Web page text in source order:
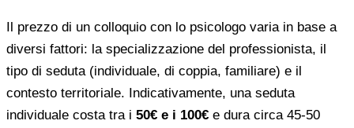
Il prezzo di un colloquio con lo psicologo varia in base a
diversi fattori: la specializzazione del professionista, il
tipo di seduta (individuale, di coppia, familiare) e il
contesto territoriale. Indicativamente, una seduta
individuale costa tra i 50€ e i 100€ e dura circa 45-50